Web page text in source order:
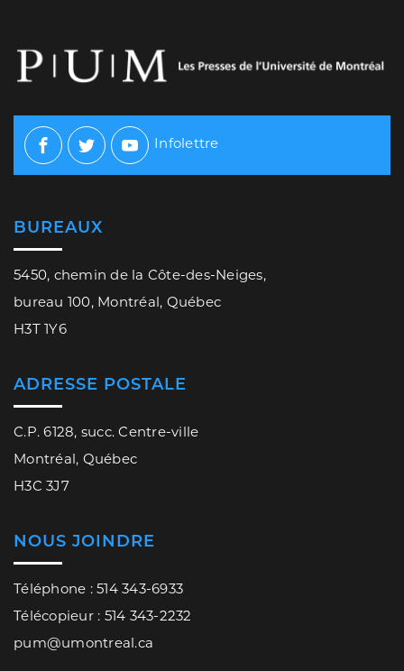
Facebook
TwitterYoutube
Infolettre
BUREAUX
5450, chemin de la Côte-des-Neiges,
bureau 100, Montréal, Québec
H3T 1Y6
ADRESSE POSTALE
C.P. 6128, succ. Centre-ville
Montréal, Québec
H3C 3J7
NOUS JOINDRE
Téléphone : 514 343-6933
Télécopieur : 514 343-2232
pum@umontreal.ca